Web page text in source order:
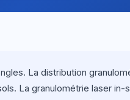
La distribution
La granulométrie laser